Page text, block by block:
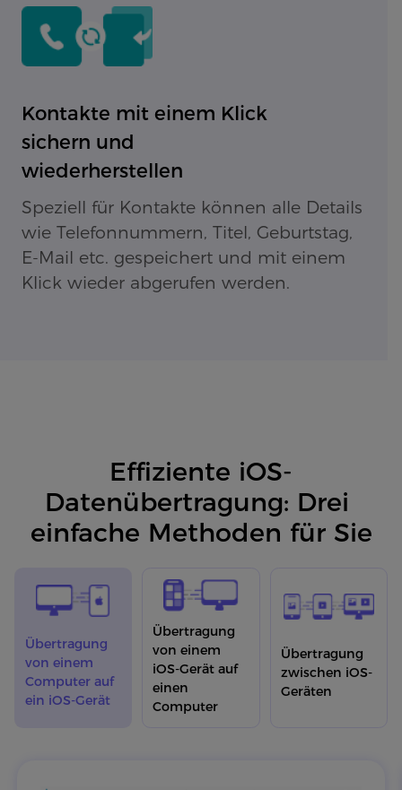
Kontakte mit einem Klick
sichern und
wiederherstellen
Speziell für Kontakte können alle Details
wie Telefonnummern, Titel, Geburtstag,
E-Mail etc. gespeichert und mit einem
Klick wieder abgerufen werden.
Effiziente iOS-
Datenübertragung: Drei
einfache Methoden für Sie
Übertragung
von einem
Computer auf
ein iOS-Gerät
Übertragung
von einem
iOS-Gerät auf
einen
Computer
Übertragung
zwischen iOS-
Geräten